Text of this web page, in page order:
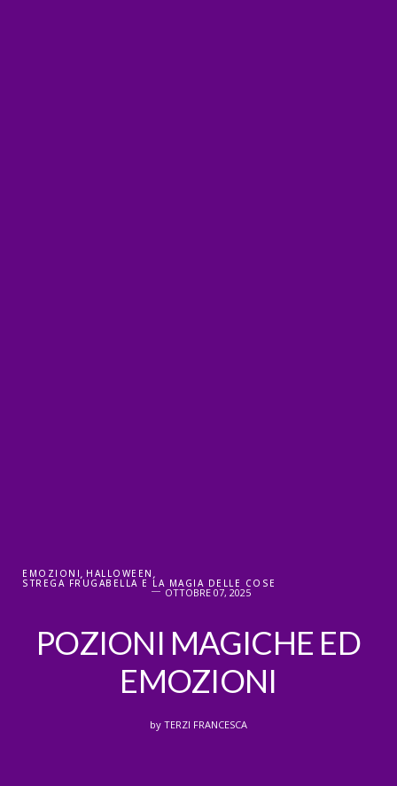
EMOZIONI, HALLOWEEN ,
STREGA FRUGABELLA E LA MAGIA DELLE COSE
OTTOBRE 07, 2025
POZIONI MAGICHE ED
EMOZIONI
by TERZI FRANCESCA